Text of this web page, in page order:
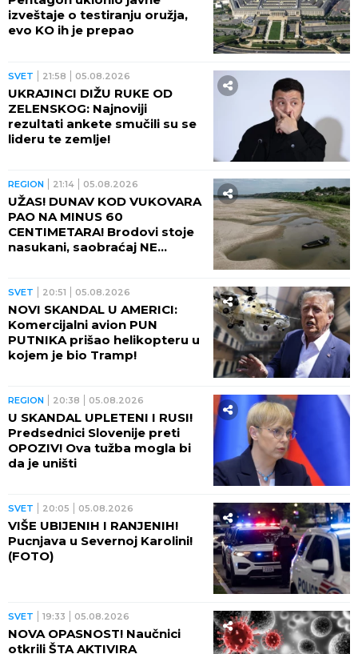
SVET 01:30
zamrzivaču posle godinu
dana, policija otkrila jezive
okolnosti
SVET 00:09
stravičnom brzinom, najnovije
brojke i najsnažnije bacaju u
OČAJ
REGION 23:41 05.08.2026
REKORDI! Nigde žive duše na
ulicama, ali u četvrtak sledi
veliki preokret
SVET 23:20 05.08.2026
šokantne detalje masovnog
ulaska migranata
SVET 22:54
Jemenska vojska gađala
saudijski tanker! OVO SE
OPASNO ZAKUVALO
izveštaje o testiranju oružja,
evo KO ih je prepao